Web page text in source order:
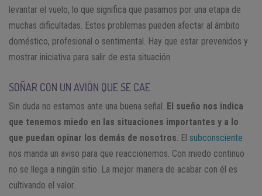
levantar el vuelo, lo que significa que pasamos por una etapa de
muchas dificultadas. Estos problemas pueden afectar al ámbito
doméstico, profesional o sentimental. Hay que estar prevenidos y
mostrar iniciativa para salir de esta situación.
SOÑAR CON UN AVIÓN QUE SE CAE
Sin duda no estamos ante una buena señal. El sueño nos indica
que tenemos miedo en las situaciones importantes y a lo
que puedan opinar los demás de nosotros . El subconsciente
nos manda un aviso para que reaccionemos. Con miedo continuo
no se llega a ningún sitio. La mejor manera de acabar con él es
cultivando el valor.